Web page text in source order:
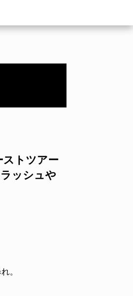
ストツアー
ッシュや
。